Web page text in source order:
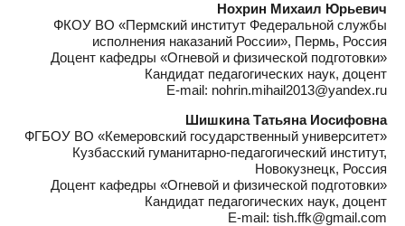
Нохрин Михаил Юрьевич
ФКОУ ВО «Пермский институт Федеральной службы
исполнения наказаний России», Пермь, Россия
Доцент кафедры «Огневой и физической подготовки»
Кандидат педагогических наук, доцент
E-mail: nohrin.mihail2013@yandex.ru
Шишкина Татьяна Иосифовна
ФГБОУ ВО «Кемеровский государственный университет»
Кузбасский гуманитарно-педагогический институт,
Новокузнецк, Россия
Доцент кафедры «Огневой и физической подготовки»
Кандидат педагогических наук, доцент
E-mail: tish.ffk@gmail.com